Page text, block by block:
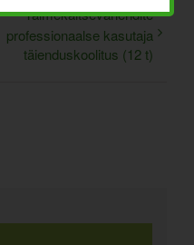
Taimekaitsevahendite
professionaalse kasutaja
täienduskoolitus (12 t)